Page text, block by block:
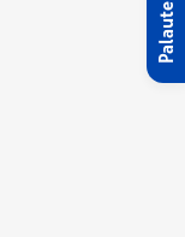
Palaute